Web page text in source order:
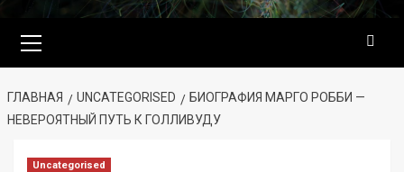
меню
ГЛАВНАЯ UNCATEGORISED
БИОГРАФИЯ МАРГО РОББИ —
НЕВЕРОЯТНЫЙ ПУТЬ К ГОЛЛИВУДУ
Uncategorised